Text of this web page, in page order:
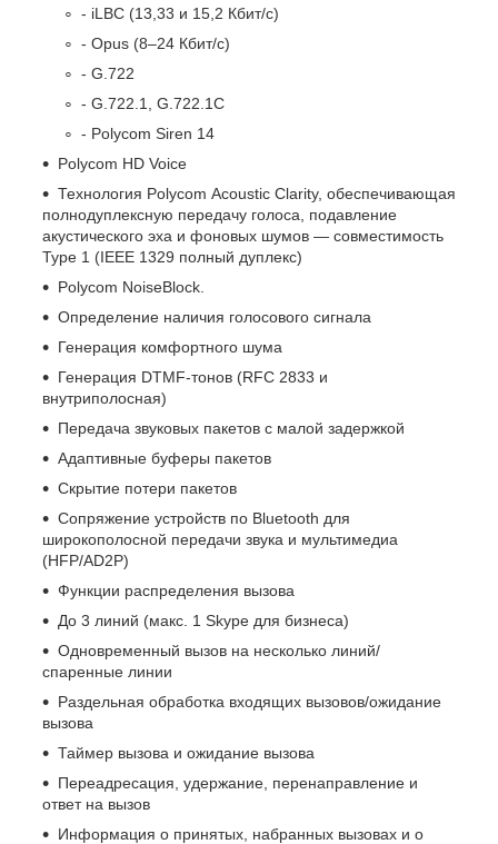
- iLBC (13,33 и 15,2 Кбит/с)
- Opus (8–24 Кбит/с)
- G.722
- G.722.1, G.722.1C
- Polycom Siren 14
Polycom HD Voice
Технология Polycom Acoustic Clarity, обеспечивающая
полнодуплексную передачу голоса, подавление
акустического эха и фоновых шумов — совместимость
Type 1 (IEEE 1329 полный дуплекс)
Polycom NoiseBlock.
Определение наличия голосового сигнала
Генерация комфортного шума
Генерация DTMF-тонов (RFC 2833 и
внутриполосная)
Передача звуковых пакетов с малой задержкой
Адаптивные буферы пакетов
Скрытие потери пакетов
Сопряжение устройств по Bluetooth для
широкополосной передачи звука и мультимедиа
(HFP/AD2P)
Функции распределения вызова
До 3 линий (макс. 1 Skype для бизнеса)
Одновременный вызов на несколько линий/
спаренные линии
Раздельная обработка входящих вызовов/ожидание
вызова
Таймер вызова и ожидание вызова
Переадресация, удержание, перенаправление и
ответ на вызов
Информация о принятых, набранных вызовах и о